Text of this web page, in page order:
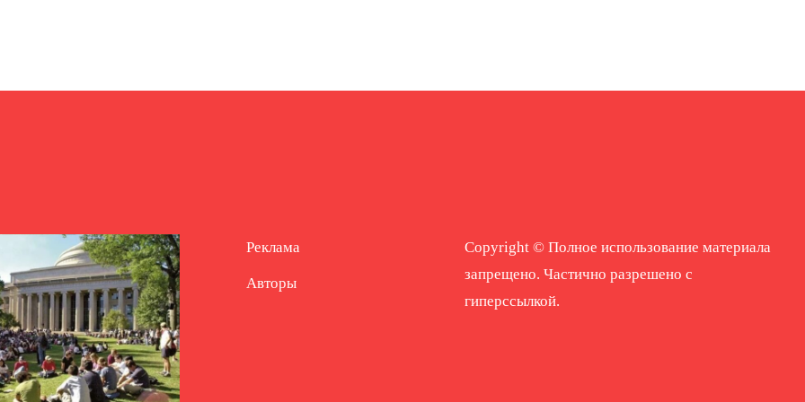
Реклама
Авторы
Copyright © Полное использование материала
запрещено. Частично разрешено с
гиперссылкой.